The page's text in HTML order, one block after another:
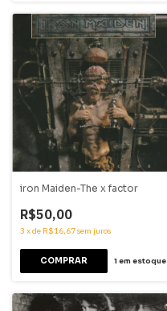
iron Maiden-The x factor
R$50,00
3 xde R$16,67sem juros
1em estoque